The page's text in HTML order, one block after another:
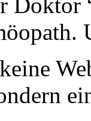
Doktor